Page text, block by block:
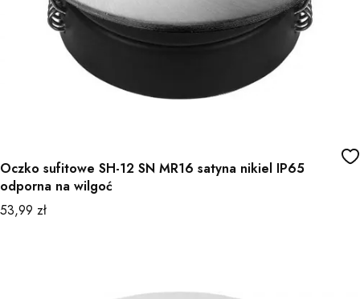
Oczko sufitowe SH-12 SN MR16 satyna nikiel IP65
odporna na wilgoć
Cena
53,99 zł